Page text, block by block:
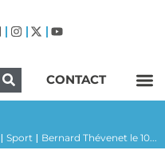
CONTACT
| Sport | Bernard Thévenet le 10...